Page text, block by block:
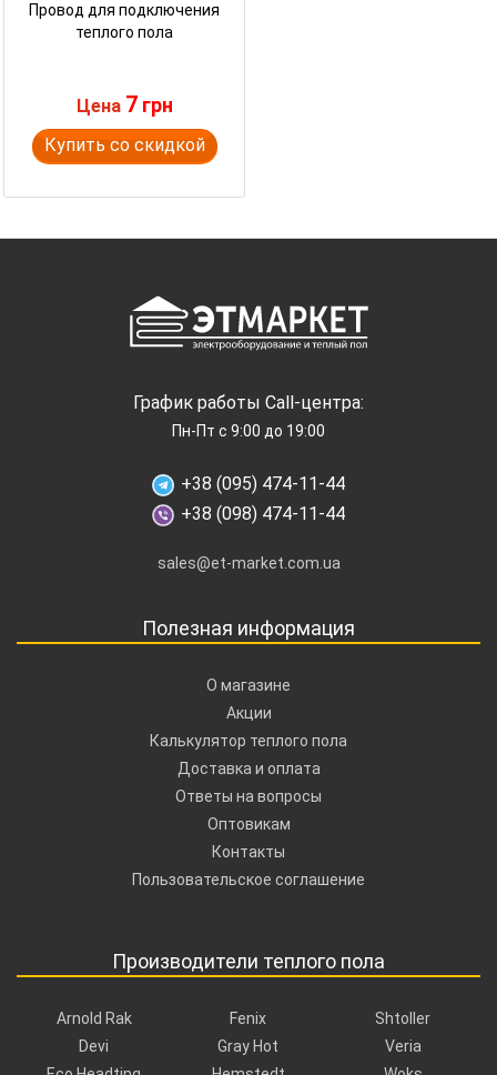
Провод для подключения
теплого пола
Цена 7 грн
Купить со скидкой
График работы Call-центра:
Пн-Пт с 9:00 до 19:00
+38 (095) 474-11-44
+38 (098) 474-11-44
sales@et-market.com.ua
Полезная информация
О магазине
Акции
Калькулятор теплого пола
Доставка и оплата
Ответы на вопросы
Оптовикам
Контакты
Пользовательское соглашение
Производители теплого пола
Arnold Rak
Devi
Fenix
Gray Hot
Shtoller
Veria